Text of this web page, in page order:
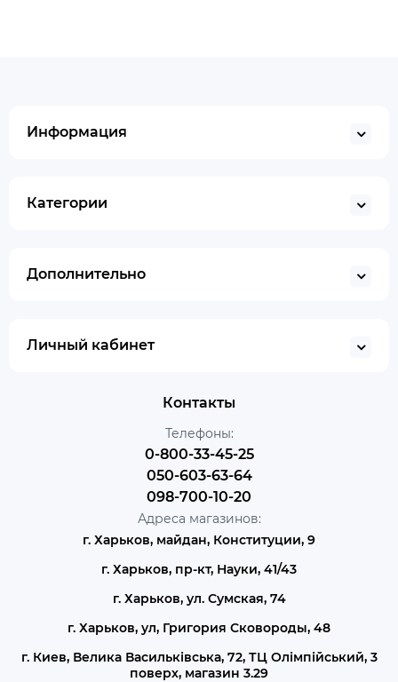
Информация
Категории
Дополнительно
Личный кабинет
Контакты
Телефоны:
0-800-33-45-25
050-603-63-64
098-700-10-20
Адреса магазинов:
г. Харьков, майдан, Конституции, 9
г. Харьков, пр-кт, Науки, 41/43
г. Харьков, ул. Сумская, 74
г. Харьков, ул, Григория Сковороды, 48
г. Киев, Велика Васильківська, 72, ТЦ Олімпійський, 3
поверх, магазин 3.29